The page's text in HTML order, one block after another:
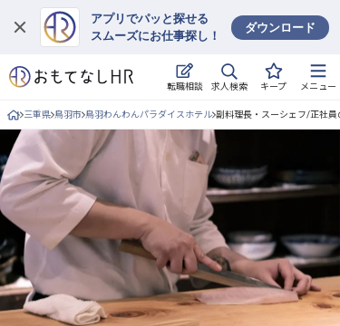
アプリでパッと探せる
スムーズにお仕事探し！
ダウンロード
転職相談 求人検索 キープ メニュー
ログイン
求人・施設を探す
キープした求人
就職・転職 合同説明会
おもてなしHRについて
ご利用の流れ
よくある質問
三重県 鳥羽市 鳥羽わんわんパラダイスホテル 副料理長・スーシェフ/正社員